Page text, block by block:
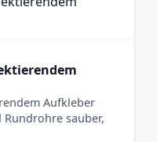
Aufkleber
sauber,